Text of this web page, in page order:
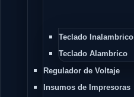
Teclado Inalambrico
Teclado Alambrico
Regulador de Voltaje
Insumos de Impresoras